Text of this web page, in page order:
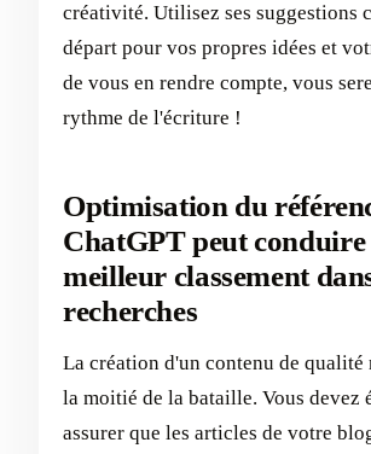
créativité. Utilisez ses suggestions
départ pour vos propres idées et
de vous en rendre compte, vous
rythme de l'écriture !
Optimisation du
ChatGPT peut conduire
meilleur classement
recherches
La création d'un contenu de qualité
la moitié de la bataille. Vous devez
assurer que les articles de votre